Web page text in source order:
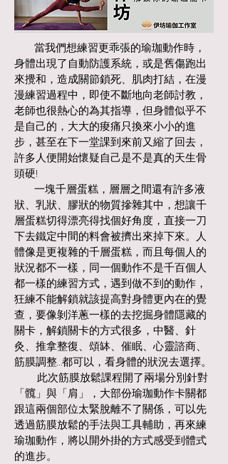
當我們想練習更乖張的瑜珈動作時，
身體出現了自動防護系統，或是舊傷跑出
來攪和，造成關節鎖死、肌肉打結，在漫
漫練習過程中，即使不斷地向老師討教，
老師也很熱心的為其指導，但身體似乎不
是自己的，大大的痠痛只換來小小的進
步，甚至在下一堂課到來前又縮了回去，
許多人便開始懷疑自己是不是真的天生骨
頭硬!
一塊千層蛋糕，層層之間還有許多液
狀、乳狀、膠狀的物質摻雜其中，想讓千
層蛋糕切得漂亮得找個好角度，直接一刀
下去鐵定中間的料會被擠出來掉下來。人
體像是更複雜的千層蛋糕，而且每個人的
狀況都不一樣，同一個動作不是千百個人
都一樣的練習方式，遇到做不到的動作，
狂練不能解鎖就該提高對身體更內在的覺
查，要像剝洋蔥一樣的去挖掘身體隱藏的
關卡，解鎖關卡的方式很多，中醫、針
灸、推拿整復、頌缽、催眠、心靈諮商、
筋膜調整…都可以，看身體的狀況去選擇。
此次筋膜放鬆課程開了兩場分別針對
「髖」與「肩」，大部份瑜珈動作卡關都
跟這兩個部位太緊脫離不了關係，可以先
透過筋膜放鬆的手法與工具輔助，再來練
瑜珈動作，將以開外掛的方式感受到體式
的進步。